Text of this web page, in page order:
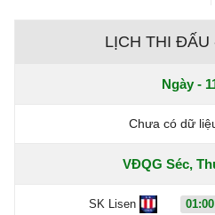
LỊCH THI ĐẤU
Ngày -
Chưa có dữ
VĐQG Séc,
SK Lisen 01:00